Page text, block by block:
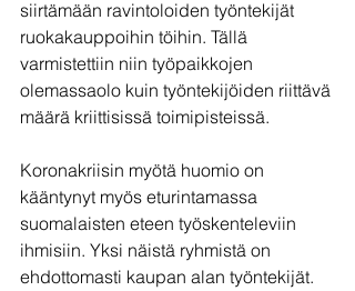
siirtämään ravintoloiden työntekijät
ruokakauppoihin töihin. Tällä
varmistettiin niin työpaikkojen
olemassaolo kuin työntekijöiden riittävä
määrä kriittisissä toimipisteissä.
Koronakriisin myötä huomio on
kääntynyt myös eturintamassa
suomalaisten eteen työskenteleviin
ihmisiin. Yksi näistä ryhmistä on
ehdottomasti kaupan alan työntekijät.